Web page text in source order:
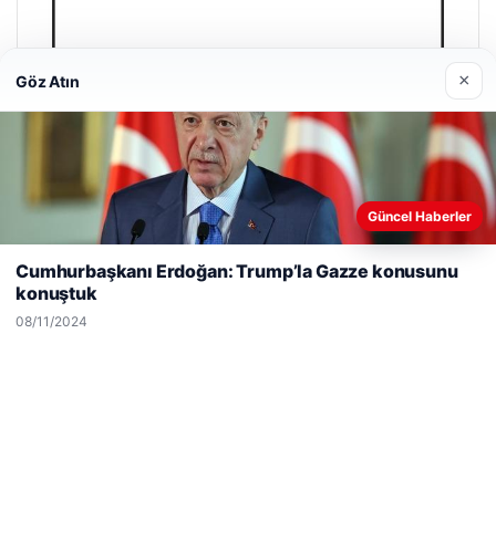
Enes Kaplan Avukatlık Bürosu
Web sitemizi nasıl kullandığınızı daha iyi anlayabilmek,
kullanıyoruz.Çerez Politikamız
Reddet
Göz Atın ×
Güncel Haberler
Cumhurbaşkanı Erdoğan: Trump’la Gazze konusunu
konuştuk
08/11/2024